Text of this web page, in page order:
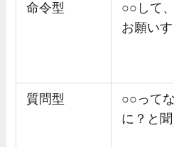
命令型
○○して
お願い
質問型
○○ってな
に？と聞